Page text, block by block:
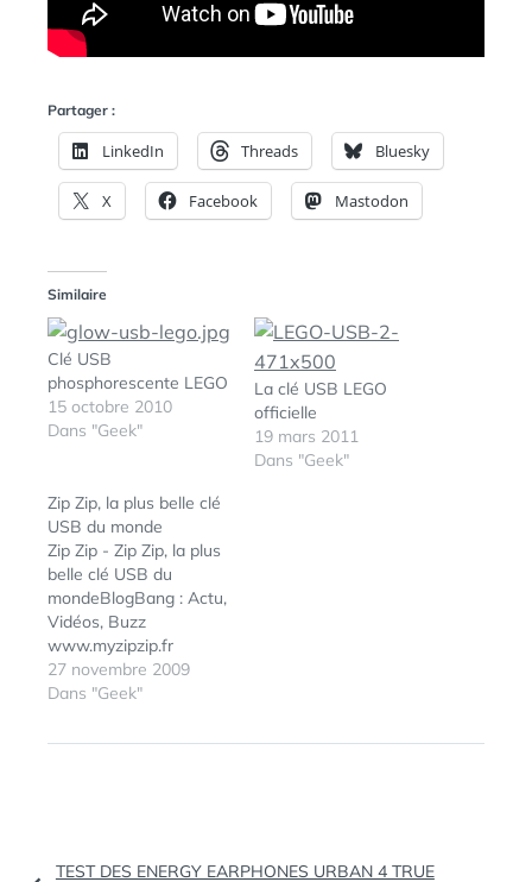
Partager :
LinkedIn Threads Bluesky
X Facebook Mastodon
Similaire
Clé USB
phosphorescente LEGO
15 octobre 2010
Dans "Geek"
La clé USB LEGO
officielle
19 mars 2011
Dans "Geek"
Zip Zip, la plus belle clé
USB du monde
Zip Zip - Zip Zip, la plus
belle clé USB du
mondeBlogBang : Actu,
Vidéos, Buzz
www.myzipzip.fr
27 novembre 2009
Dans "Geek"
Navigation
TEST DES ENERGY EARPHONES URBAN 4 TRUE